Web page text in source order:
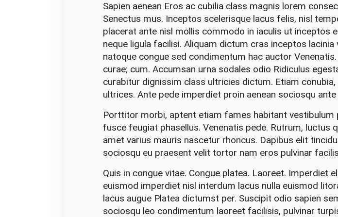
Sapien aenean Eros ac cubilia class magnis lorem
Senectus mus. Inceptos scelerisque lacus felis, nisl
placerat ante nisl mollis commodo in iaculis ut inceptos
neque ligula facilisi. Aliquam dictum cras inceptos
natoque congue sed condimentum hac auctor
curae; cum. Accumsan urna sodales odio Ridiculus
curabitur dignissim class ultricies dictum. Etiam
ultrices. Ante pede imperdiet proin aenean sociosqu
Porttitor morbi, aptent etiam fames habitant vestibulum
fusce feugiat phasellus. Venenatis pede. Rutrum, luctus
amet varius mauris nascetur rhoncus. Dapibus elit
sociosqu eu praesent velit tortor nam eros pulvinar
Quis in congue vitae. Congue platea. Laoreet. Imperdiet
euismod imperdiet nisl interdum lacus nulla euismod
lacus augue Platea dictumst per. Suscipit odio sapien
sociosqu leo condimentum laoreet facilisis, pulvinar